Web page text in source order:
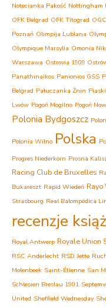
Notecianka Pakość Nottingham
OFK Belgrad OFK Titograd
Poznań Olimpija Lublana
Olympique Marsylia Omonia
Warszawa Ostrovia 1909
Panathinaikos Panionios GSS
Belgrad Pałuczanka Żnin
Lwów Pogoń Mogilno Pogoń
Polonia Bydgoszcz
Polonia Wilno Polska
Progres Niederkorn Prosna
Racing Club de Bruxelles
Bukareszt Rapid Wiedeń Rayo
Strasbourg Real Balompédica
recenzje
Royal Antwerp Royale Union
RSC Anderlecht RSD Jette
Molenbeek Saint-Étienne San
Schlesien Breslau 1901
United Sheffield Wednesday